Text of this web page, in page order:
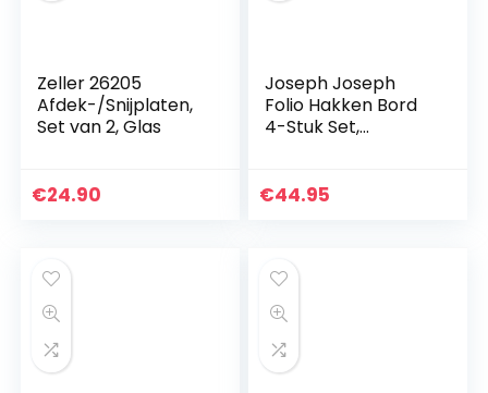
Zeller 26205
Afdek-/Snijplaten,
Set van 2, Glas
€24.90
Joseph Joseph
Folio Hakken Bord
4-Stuk Set,
€44.95